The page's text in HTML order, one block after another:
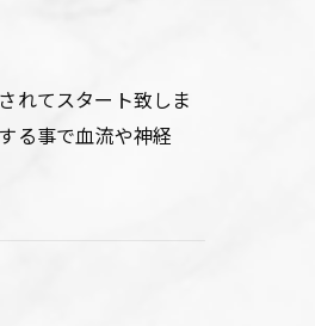
れてスタート致しま
る事で血流や神経